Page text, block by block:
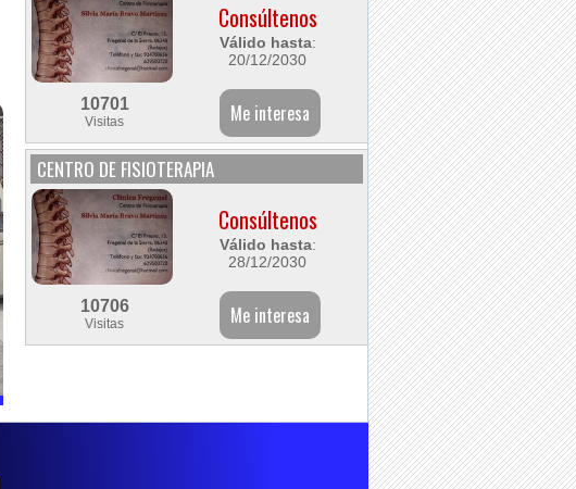
Consúltenos
Válido hasta:
20/12/2030
10701
Visitas
CENTRO DE FISIOTERAPIA
Consúltenos
Válido hasta:
28/12/2030
10706
Visitas